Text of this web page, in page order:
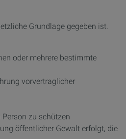
Grundlage gegeben ist.
oder mehrere bestimmte
vorvertraglicher
zu schützen
öffentlicher Gewalt erfolgt, die